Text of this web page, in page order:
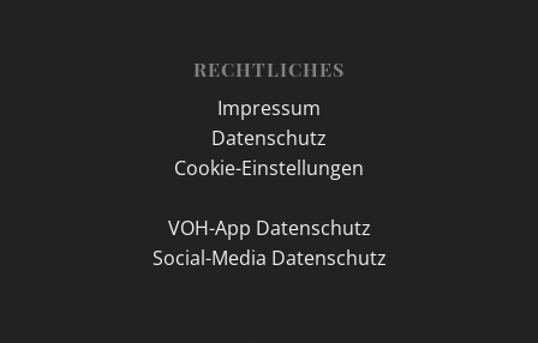
RECHTLICHES
Impressum
Datenschutz
Cookie-Einstellungen
VOH-App Datenschutz
Social-Media Datenschutz